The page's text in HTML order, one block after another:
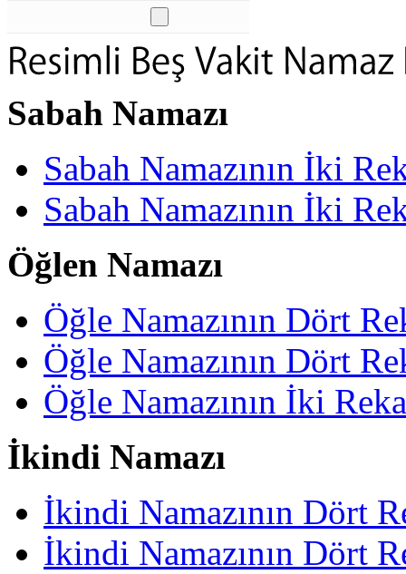
Sabah Namazı
Sabah Namazının İki
Sabah Namazının İki
Öğlen Namazı
Öğle Namazının Dört
Öğle Namazının Dört
Öğle Namazının İki
İkindi Namazı
İkindi Namazının Dört
İkindi Namazının Dört